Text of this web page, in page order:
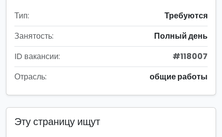
Тип:
Требуются
Занятость:
Полный день
ID вакансии:
#118007
Отрасль:
общие работы
Эту страницу ищут